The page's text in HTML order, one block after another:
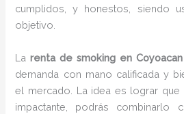
cumplidos, y honestos, siendo
objetivo.
Larenta de smoking en Coyoacan
demanda con mano calificada y
el mercado. La idea es lograr
impactante, podrás combinarlo